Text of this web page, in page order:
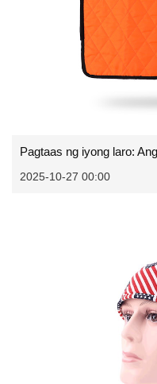
2025-10-27 00:00